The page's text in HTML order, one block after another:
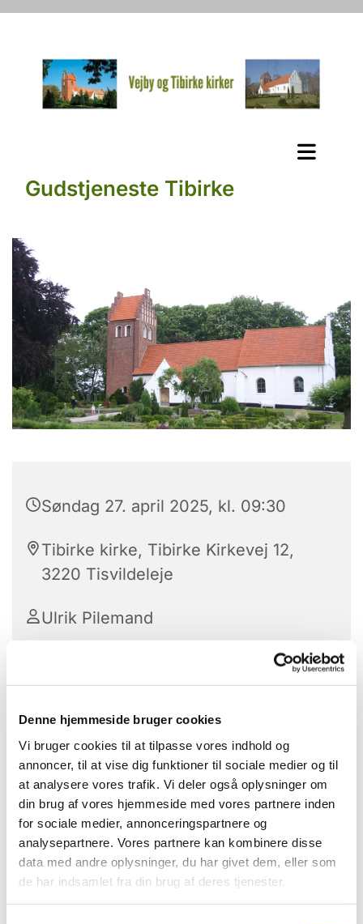
Denne hjemmeside bruger cookies
Vi bruger cookies til at tilpasse vores indhold og
annoncer, til at vise dig funktioner til sociale medier og til
at analysere vores trafik. Vi deler også oplysninger om
din brug af vores hjemmeside med vores partnere inden
for sociale medier, annonceringspartnere og
analysepartnere. Vores partnere kan kombinere disse
data med andre oplysninger, du har givet dem, eller som
de har indsamlet fra din brug af deres tjenester.
Gudstjeneste Tibirke
Søndag 27. april 2025, kl. 09:30
Tibirke kirke, Tibirke Kirkevej 12,
3220 Tisvildeleje
Ulrik Pilemand